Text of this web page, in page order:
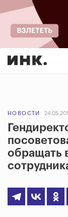
НОВОСТИ
обращать